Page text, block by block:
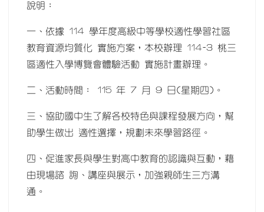
說明：
一、依據 114 學年度高級中等學校適性學習社區
教育資源均質化 實施方案，本校辦理 114-3 桃三
區適性入學博覽會體驗活動 實施計畫辦理。
二、活動時間： 115 年 7 月 9 日(星期四)。
三、協助國中生了解各校特色與課程發展方向，幫
助學生做出 適性選擇，規劃未來學習路徑。
四、促進家長與學生對高中教育的認識與互動，藉
由現場諮 詢、講座與展示，加強親師生三方溝
通。